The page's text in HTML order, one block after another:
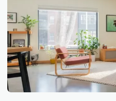
プライバシーポリシー
お問い合わせ
生活・ファイナンス